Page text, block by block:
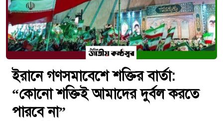
ইরানে গণসমাবেশে শক্তির বার্তা:
“কোনো শক্তিই আমাদের দুর্বল করতে
পারবে না”